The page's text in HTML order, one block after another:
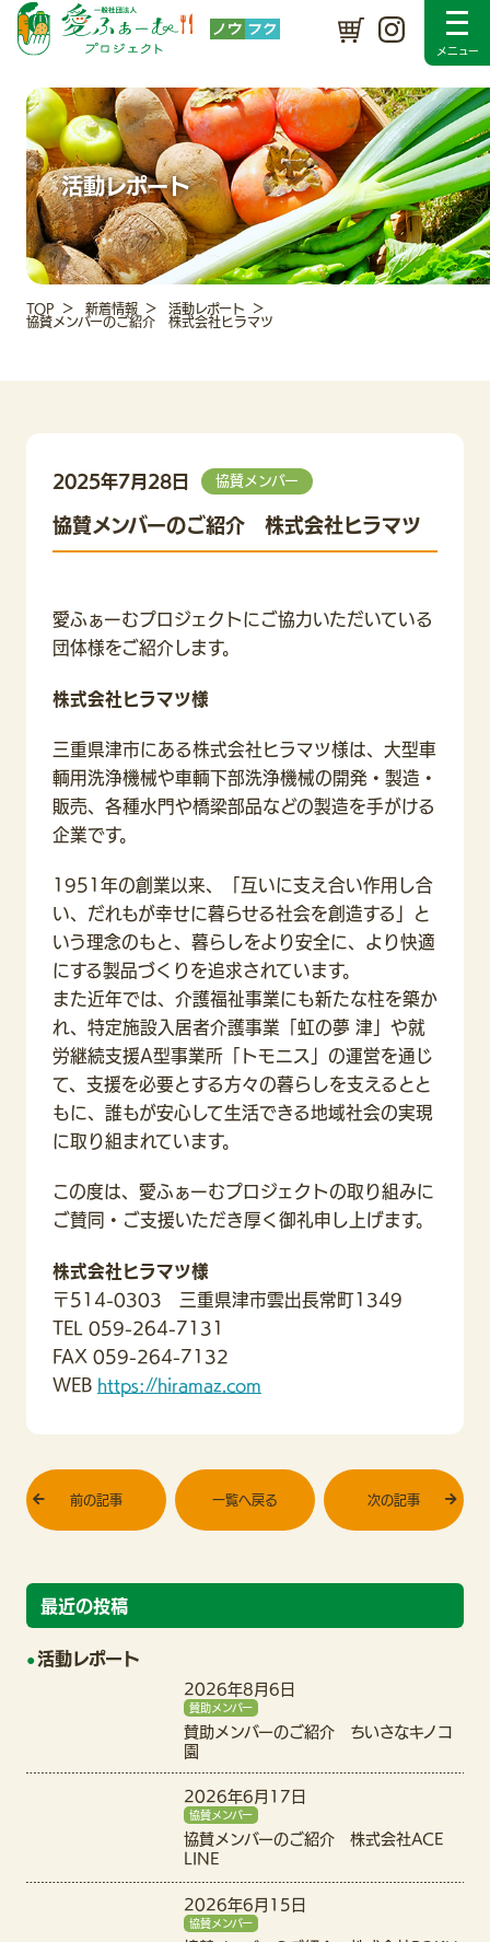
活動レポート
TOP 新着情報
活動レポート
協賛メンバーのご紹介 株式会社ヒラマツ
2025年7月28日 協賛メンバー
協賛メンバーのご紹介 株式会社ヒラマツ
愛ふぁーむプロジェクトにご協力いただいている
団体様をご紹介します。
株式会社ヒラマツ様
三重県津市にある株式会社ヒラマツ様は、大型車
輌用洗浄機械や車輌下部洗浄機械の開発・製造・
販売、各種水門や橋梁部品などの製造を手がける
企業です。
1951年の創業以来、「互いに支え合い作用し合
い、だれもが幸せに暮らせる社会を創造する」と
いう理念のもと、暮らしをより安全に、より快適
にする製品づくりを追求されています。
また近年では、介護福祉事業にも新たな柱を築か
れ、特定施設入居者介護事業「虹の夢 津」や就
労継続支援A型事業所「トモニス」の運営を通じ
て、支援を必要とする方々の暮らしを支えるとと
もに、誰もが安心して生活できる地域社会の実現
に取り組まれています。
この度は、愛ふぁーむプロジェクトの取り組みに
ご賛同・ご支援いただき厚く御礼申し上げます。
株式会社ヒラマツ様
〒514-0303 三重県津市雲出長常町1349
TEL 059-264-7131
FAX 059-264-7132
WEB https://hiramaz.com
前の記事 一覧へ戻る 次の記事
最近の投稿
活動レポート
2026年8月6日
賛助メンバー
賛助メンバーのご紹介 ちいさなキノコ
園
2026年6月17日
協賛メンバー
協賛メンバーのご紹介 株式会社ACE
LINE
2026年6月15日
協賛メンバー